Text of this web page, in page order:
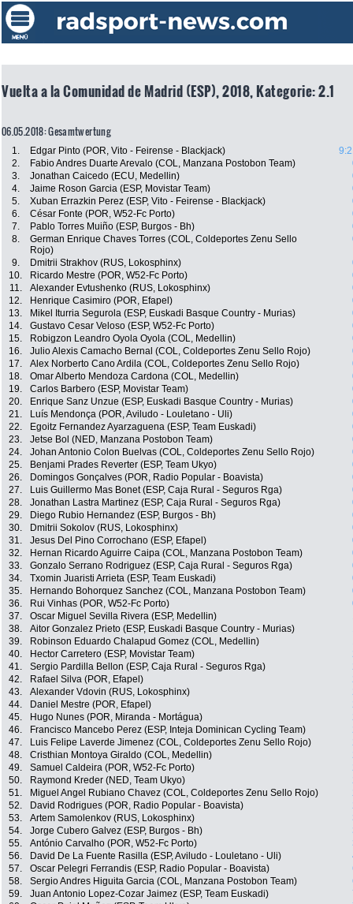
Vuelta a la Comunidad de Madrid (ESP), 2018, Kategorie: 2.1
06.05.2018: Gesamtwertung
1. Edgar Pinto (POR, Vito - Feirense - Blackjack)
2.
Fabio Andres Duarte Arevalo (COL, Manzana Postobon Team)
3.
Jonathan Caicedo (ECU, Medellin)
4.
Jaime Roson Garcia (ESP, Movistar Team)
5.
Xuban Errazkin Perez (ESP, Vito - Feirense - Blackjack)
6.
César Fonte (POR, W52-Fc Porto)
7.
Pablo Torres Muiño (ESP, Burgos - Bh)
8.
German Enrique Chaves Torres (COL, Coldeportes Zenu Sello
Rojo)
9. Dmitrii Strakhov (RUS, Lokosphinx)
10.
Ricardo Mestre (POR, W52-Fc Porto)
11.
Alexander Evtushenko (RUS, Lokosphinx)
12.
Henrique Casimiro (POR, Efapel)
13.
Mikel Iturria Segurola (ESP, Euskadi Basque Country - Murias)
14.
Gustavo Cesar Veloso (ESP, W52-Fc Porto)
15.
Robigzon Leandro Oyola Oyola (COL, Medellin)
16.
Julio Alexis Camacho Bernal (COL, Coldeportes Zenu Sello Rojo)
17.
Alex Norberto Cano Ardila (COL, Coldeportes Zenu Sello Rojo)
18.
Omar Alberto Mendoza Cardona (COL, Medellin)
19.
Carlos Barbero (ESP, Movistar Team)
20.
Enrique Sanz Unzue (ESP, Euskadi Basque Country - Murias)
21.
Luís Mendonça (POR, Aviludo - Louletano - Uli)
22.
Egoitz Fernandez Ayarzaguena (ESP, Team Euskadi)
23.
Jetse Bol (NED, Manzana Postobon Team)
24.
Johan Antonio Colon Buelvas (COL, Coldeportes Zenu Sello Rojo)
25.
Benjami Prades Reverter (ESP, Team Ukyo)
26.
Domingos Gonçalves (POR, Radio Popular - Boavista)
27.
Luis Guillermo Mas Bonet (ESP, Caja Rural - Seguros Rga)
28.
Jonathan Lastra Martinez (ESP, Caja Rural - Seguros Rga)
29.
Diego Rubio Hernandez (ESP, Burgos - Bh)
30.
Dmitrii Sokolov (RUS, Lokosphinx)
31.
Jesus Del Pino Corrochano (ESP, Efapel)
32.
Hernan Ricardo Aguirre Caipa (COL, Manzana Postobon Team)
33.
Gonzalo Serrano Rodriguez (ESP, Caja Rural - Seguros Rga)
34.
Txomin Juaristi Arrieta (ESP, Team Euskadi)
35.
Hernando Bohorquez Sanchez (COL, Manzana Postobon Team)
36.
Rui Vinhas (POR, W52-Fc Porto)
37.
Oscar Miguel Sevilla Rivera (ESP, Medellin)
38.
Aitor Gonzalez Prieto (ESP, Euskadi Basque Country - Murias)
39.
Robinson Eduardo Chalapud Gomez (COL, Medellin)
40.
Hector Carretero (ESP, Movistar Team)
41.
Sergio Pardilla Bellon (ESP, Caja Rural - Seguros Rga)
42.
Rafael Silva (POR, Efapel)
43.
Alexander Vdovin (RUS, Lokosphinx)
44.
Daniel Mestre (POR, Efapel)
45.
Hugo Nunes (POR, Miranda - Mortágua)
46.
Francisco Mancebo Perez (ESP, Inteja Dominican Cycling Team)
47.
Luis Felipe Laverde Jimenez (COL, Coldeportes Zenu Sello Rojo)
48.
Cristhian Montoya Giraldo (COL, Medellin)
49.
Samuel Caldeira (POR, W52-Fc Porto)
50.
Raymond Kreder (NED, Team Ukyo)
51.
Miguel Angel Rubiano Chavez (COL, Coldeportes Zenu Sello Rojo)
52.
David Rodrigues (POR, Radio Popular - Boavista)
53.
Artem Samolenkov (RUS, Lokosphinx)
54.
Jorge Cubero Galvez (ESP, Burgos - Bh)
55.
António Carvalho (POR, W52-Fc Porto)
56.
David De La Fuente Rasilla (ESP, Aviludo - Louletano - Uli)
57.
Oscar Pelegri Ferrandis (ESP, Radio Popular - Boavista)
58.
Sergio Andres Higuita Garcia (COL, Manzana Postobon Team)
59.
Juan Antonio Lopez-Cozar Jaimez (ESP, Team Euskadi)